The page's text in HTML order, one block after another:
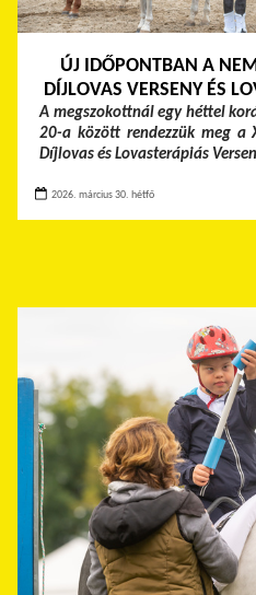
ÚJ IDŐPONTBAN A
DÍJLOVAS VERSENY ÉS
A megszokottnál egy héttel
20-a között rendezzük meg a
Díjlovas és Lovasterápiás
2026. március 30. hétfő